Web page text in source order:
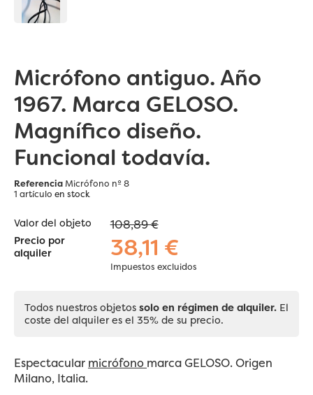
Micrófono antiguo. Año
1967. Marca GELOSO.
Magnífico diseño.
Funcional todavía.
ReferenciaMicrófono nº 8
1 artículo en stock
Valor del objeto 108,89 €
Precio por
alquiler
38,11 €
Impuestos excluidos
Todos nuestros objetos solo en régimen de alquiler. El
coste del alquiler es el 35% de su precio.
Espectacular micrófono marca GELOSO. Origen
Milano, Italia.